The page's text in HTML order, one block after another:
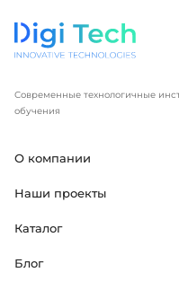
Современные технологичные
обучения
О компании
Наши проекты
Каталог
Блог